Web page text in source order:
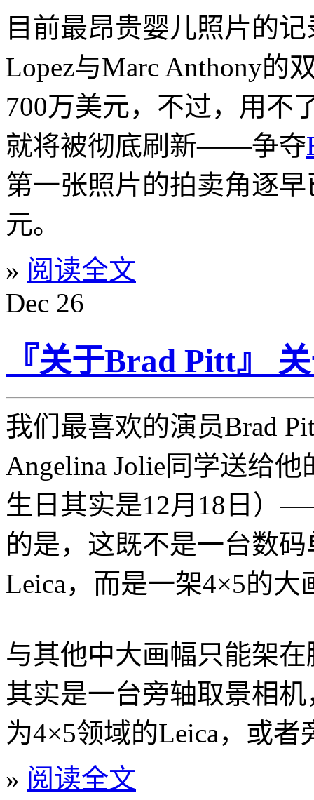
目前最昂贵婴儿照片的
Lopez与Marc Anthony的
700万美元，不过，用不
就将被彻底刷新——争夺
第一张照片的拍卖角逐
元。
» 阅读全文
Dec 26
『关于Brad Pitt』
我们最喜欢的演员Brad
Angelina Jolie同学送给
生日其实是12月18日）
的是，这既不是一台数
Leica，而是一架4×5的大
与其他中大画幅只能架
其实是一台旁轴取景相
为4×5领域的Leica，或
» 阅读全文